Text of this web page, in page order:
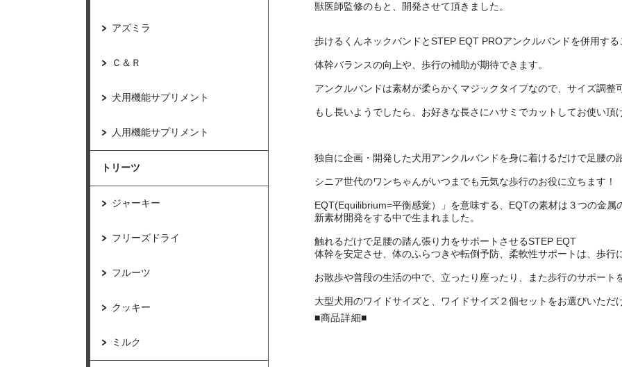
アズミラ
Ｃ＆Ｒ
犬用機能サプリメント
人用機能サプリメント
トリーツ
ジャーキー
フリーズドライ
フルーツ
クッキー
ミルク
獣医師監修のもと、開発させて頂きました。
歩けるくんネックバンドとSTEP EQT PROアンクルバンドを併用す
体幹バランスの向上や、歩行の補助が期待できます。
アンクルバンドは素材が柔らかくマジックタイプなので、サイズ調整
もし長いようでしたら、お好きな長さにハサミでカットしてお使い頂
独自に企画・開発した犬用アンクルバンドを身に着けるだけで足腰の
シニア世代のワンちゃんがいつまでも元気な歩行のお役に立ちます！
EQT(Equilibrium=平衡感覚）」を意味する、EQTの素材は３つの金
新素材開発をする中で生まれました。
触れるだけで足腰の踏ん張り力をサポートさせるSTEP EQT
体幹を安定させ、体のふらつきや転倒予防、柔軟性サポートは、歩
お散歩や普段の生活の中で、立ったり座ったり、また歩行のサポー
大型犬用のワイドサイズと、ワイドサイズ２個セットをお選びいただ
■商品詳細■